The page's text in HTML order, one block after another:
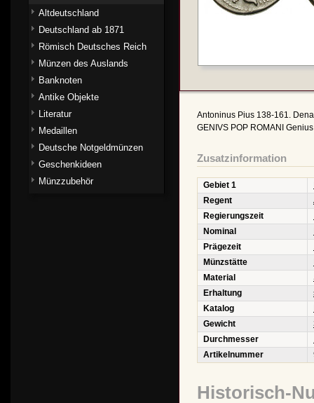
Antoninus Pius 138-161.
GENIVS POP ROMANI
Zusatzinformation
Gebiet 1
Regent
Regierungszeit
Nominal
Prägezeit
Münzstätte
Material
Erhaltung
Katalog
Gewicht
Durchmesser
Artikelnummer
Historisch-
Altdeutschland
Deutschland ab 1871
Römisch Deutsches Reich
Münzen des Auslands
Banknoten
Antike Objekte
Literatur
Medaillen
Deutsche Notgeldmünzen
Geschenkideen
Münzzubehör